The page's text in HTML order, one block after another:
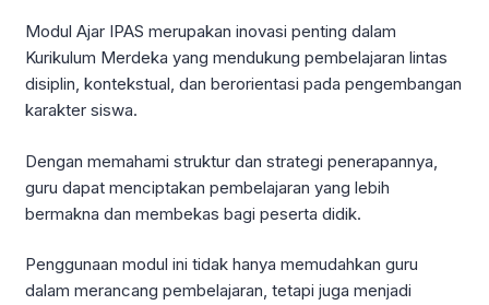
Modul Ajar IPAS merupakan inovasi penting dalam
Kurikulum Merdeka yang mendukung pembelajaran lintas
disiplin, kontekstual, dan berorientasi pada pengembangan
karakter siswa.
Dengan memahami struktur dan strategi penerapannya,
guru dapat menciptakan pembelajaran yang lebih
bermakna dan membekas bagi peserta didik.
Penggunaan modul ini tidak hanya memudahkan guru
dalam merancang pembelajaran, tetapi juga menjadi